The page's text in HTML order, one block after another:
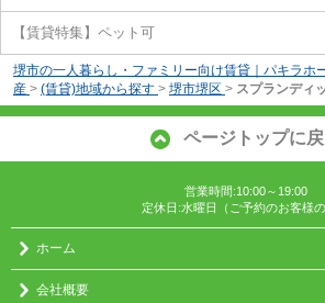
【賃貸特集】ペット可
堺市の一人暮らし・ファミリー向け賃貸｜パキラ
産 > (賃貸)地域から探す > 堺市堺区 > スプランディ
ページトップに
営業時間:10:00～19:00
定休日:水曜日（ご予約のお客様の
ホーム
会社概要